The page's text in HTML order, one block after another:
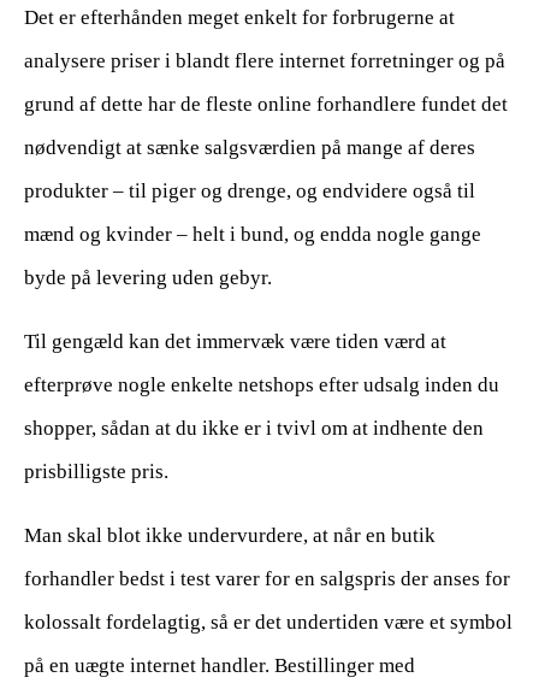
Det er efterhånden meget enkelt for forbrugerne at
analysere priser i blandt flere internet forretninger og på
grund af dette har de fleste online forhandlere fundet det
nødvendigt at sænke salgsværdien på mange af deres
produkter – til piger og drenge, og endvidere også til
mænd og kvinder – helt i bund, og endda nogle gange
byde på levering uden gebyr.
Til gengæld kan det immervæk være tiden værd at
efterprøve nogle enkelte netshops efter udsalg inden du
shopper, sådan at du ikke er i tvivl om at indhente den
prisbilligste pris.
Man skal blot ikke undervurdere, at når en butik
forhandler bedst i test varer for en salgspris der anses for
kolossalt fordelagtig, så er det undertiden være et symbol
på en uægte internet handler. Bestillinger med